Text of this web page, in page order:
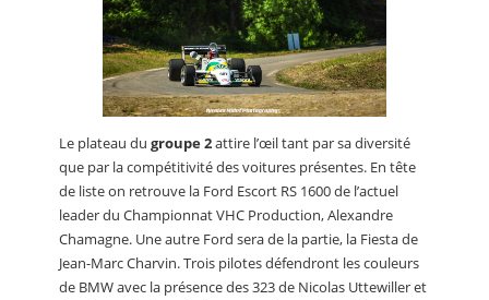
Le plateau du groupe 2attire l’œil tant par sa diversité
que par la compétitivité des voitures présentes. En tête
de liste on retrouve la Ford Escort RS 1600 de l’actuel
leader du Championnat VHC Production, Alexandre
Chamagne. Une autre Ford sera de la partie, la Fiesta de
Jean-Marc Charvin. Trois pilotes défendront les couleurs
de BMW avec la présence des 323 de Nicolas Uttewiller et